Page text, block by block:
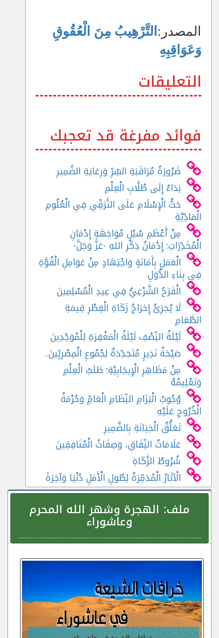
المصدر: التَّرْهِيبُ مِنَ الْعُقُوقِ
وَعَوَاقِبِهِ
التعليقات
فوائد مفرغة قد تعجبك
ضَرُورَةُ مُرَاقَبَةِ السِّرِّ وَرِعَايَةِ الضَّمِيرِ
نِدَاءٌ إِلَى طُلَّابِ الْعِلْمِ
حَثُّ الْإِسْلَامِ عَلَى التَّرَقِّي فِي الْعُلُومِ
الْمَادِّيَّةِ
مِنْ أَعْظَمِ سُبُلِ مُوَاجَهَةِ إِدْمَانِ
الْمُخَدِّرَاتِ: إِدْمَانُ ذِكْرِ اللهِ -عَزَّ وَجَلَّ-
الْعَمَلِ بِأَمَانَةٍ وَاجْتِهَادٍ مِنْ عَوَامِلِ الْقُوَّةِ
فِي بِنَاءِ الدُّوَلِ
الْفَرَحُ الشَّرْعِيُّ فِي عِيدِ الْمُسْلِمِينَ
لَا يُجزِئُ إِخرَاجُ زَكَاةِ الْفِطْرِ قِيمَةِ
الطَّعَامِ
لَيْلَةُ النِّصْفِ لَيْلَةُ الْمَغْفِرَةِ لِلْمُوَحِّدِينَ
صَيْحَةُ نَذِيرٍ مُتَجَدِّدَةٌ لِجُمُوعِ الْمِصْرِيِّينَ..
مِنْ مَظَاهِرِ الْإِيجَابِيَّةِ: طَلَبُ الْعِلْمِ
وَتَعْلِيمُهُ
وُجُوبُ الْتِزَامِ النِّظَامِ الْعَامِّ وَحُرْمَةُ
الْخُرُوجِ عَلَيْهِ
تَعَلُّقُ الْخِيَانَةِ بِالضَّمِيرِ
عَلَامَاتُ النِّفَاقِ، وَصِفَاتُ الْمُنَافِقِينَ
شُرُوطُ الزَّكَاةِ
الْآثَارُ الْمُدَمِّرَةُ لِطُولِ الْأَمَلِ دُنْيَا وَآخِرَةً
ملف: الهجرة وشهر الله المحرم
وعاشوراء